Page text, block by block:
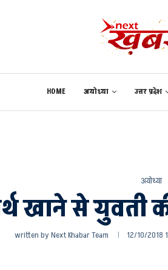
HOME अयोध्या उत्तर प्रदेश
अयोध्या
खाने से युवती
written byNext Khabar Team 12/10/2018